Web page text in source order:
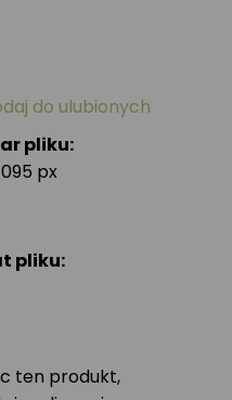
pliku:
px
pliku:
ten produkt,
do ulubionych